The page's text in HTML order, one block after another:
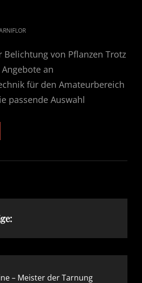
Belichtung von Pflanzen Trotz
an
für den Amateurbereich
passende Auswahl
– Meister der Tarnung